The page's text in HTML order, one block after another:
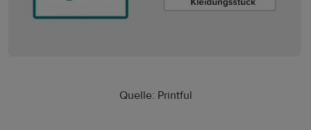
Quelle: Printful